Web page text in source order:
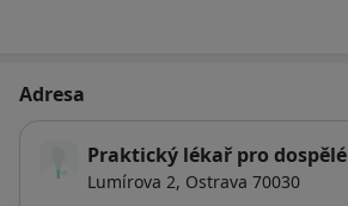
Adresa
Praktický lékař pro dospělé
Lumírova 2, Ostrava 70030